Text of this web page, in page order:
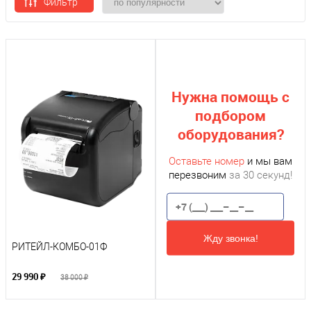
Фильтр
РИТЕЙЛ-КОМБО-01Ф
29 990 ₽ 38 000 ₽
Нужна помощь с
подбором
оборудования?
Оставьте номер и мы вам
перезвоним за 30 секунд!
Жду звонка!